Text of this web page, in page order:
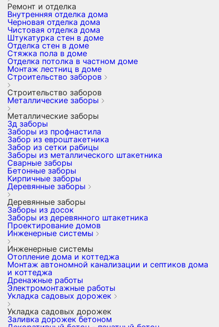
Ремонт и отделка
Внутренняя отделка дома
Черновая отделка дома
Чистовая отделка дома
Штукатурка стен в доме
Отделка стен в доме
Стяжка пола в доме
Отделка потолка в частном доме
Монтаж лестниц в доме
Строительство заборов
Строительство заборов
Металлические заборы
Металлические заборы
3д заборы
Заборы из профнастила
Забор из евроштакетника
Забор из сетки рабицы
Заборы из металлического штакетника
Сварные заборы
Бетонные заборы
Кирпичные заборы
Деревянные заборы
Деревянные заборы
Заборы из досок
Заборы из деревянного штакетника
Проектирование домов
Инженерные системы
Инженерные системы
Отопление дома и коттеджа
Монтаж автономной канализации и септиков дома
и коттеджа
Дренажные работы
Электромонтажные работы
Укладка садовых дорожек
Укладка садовых дорожек
Заливка дорожек бетоном